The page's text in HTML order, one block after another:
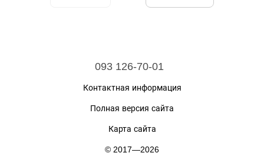
093 126-70-01
Контактная информация
Полная версия сайта
Карта сайта
© 2017—2026